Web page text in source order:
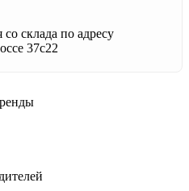
склада по адресу
37с22